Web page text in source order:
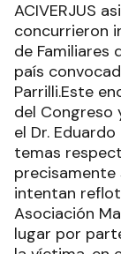
ACIVERJUS
concurrieron
de
país
Parrilli.Este
del Congreso
el Dr.
temas
precisamente
intentan
Asociación
lugar por